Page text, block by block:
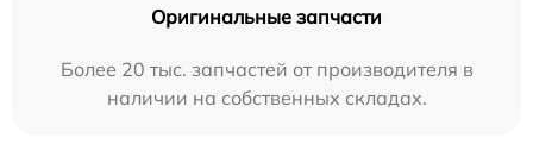
Оригинальные запчасти
Более 20 тыс. запчастей от производителя в
наличии на собственных складах.